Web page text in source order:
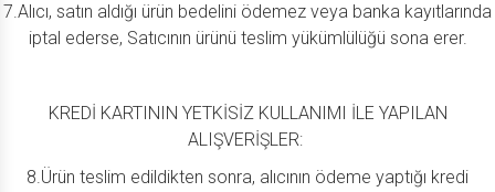
7.Alıcı, satın aldığı ürün bedelini ödemez veya banka kayıtlarında
iptal ederse, Satıcının ürünü teslim yükümlülüğü sona erer.
KREDİ KARTININ YETKİSİZ KULLANIMI İLE YAPILAN
ALIŞVERİŞLER:
8.Ürün teslim edildikten sonra, alıcının ödeme yaptığı kredi